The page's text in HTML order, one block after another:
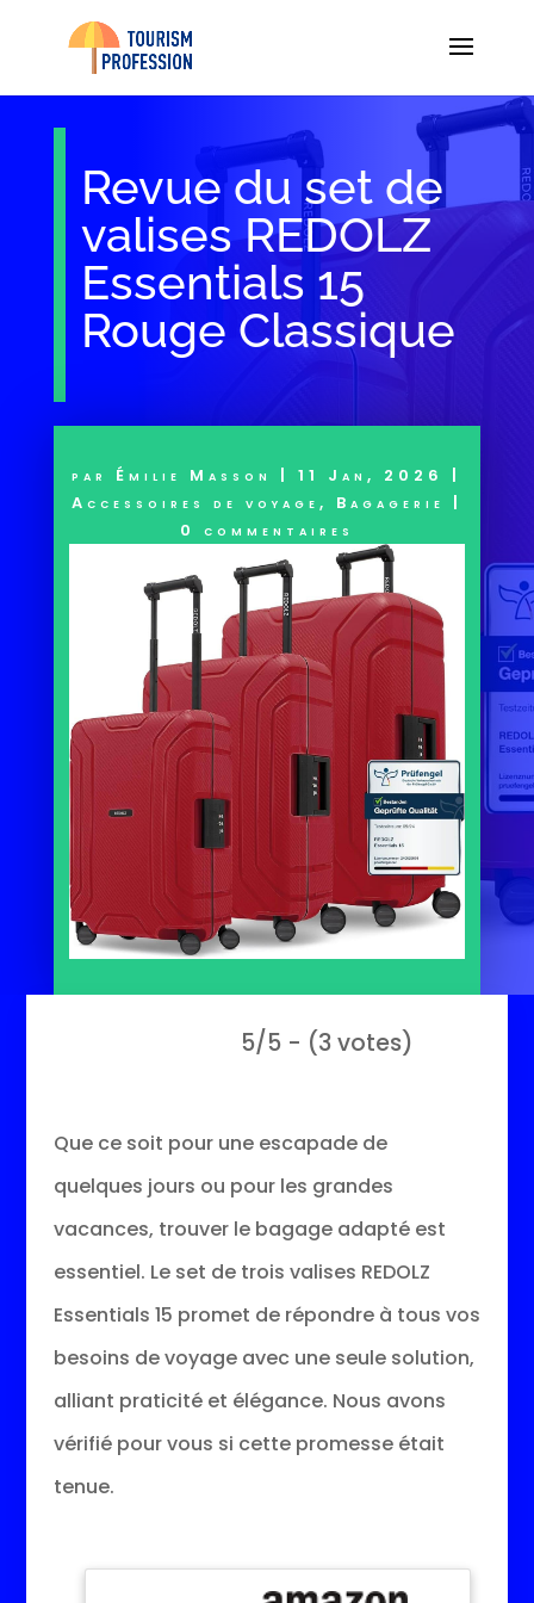
Revue du set de
valises REDOLZ
Essentials 15
Rouge Classique
par Émilie Masson |11 Jan, 2026
|
Accessoires de voyage , Bagagerie
|
0 commentaires
5/5 - (3 votes)
Que ce soit pour une escapade de
quelques jours ou pour les grandes
vacances, trouver le bagage adapté est
essentiel. Le set de trois valises REDOLZ
Essentials 15 promet de répondre à tous vos
besoins de voyage avec une seule solution,
alliant praticité et élégance. Nous avons
vérifié pour vous si cette promesse était
tenue.